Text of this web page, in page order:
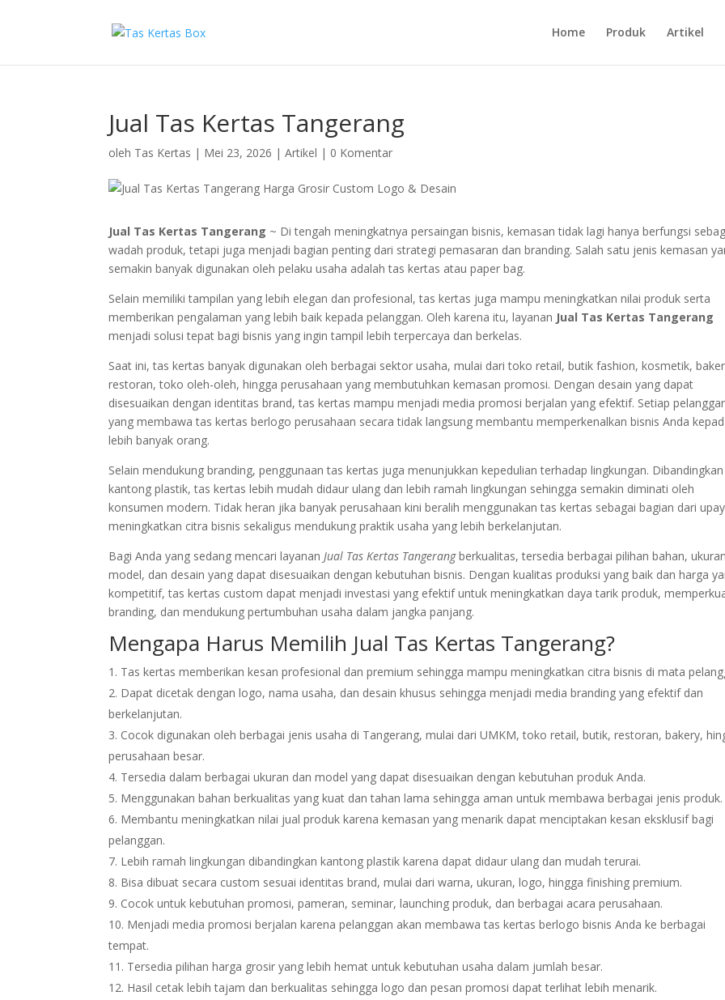
Home Produk Artikel
Jual Tas Kertas Tangerang
oleh Tas Kertas | Mei 23, 2026 |Artikel | 0 Komentar
Jual Tas Kertas Tangerang ~ Di tengah meningkatnya persaingan bisnis, kemasan tidak lagi hanya berfungsi
wadah produk, tetapi juga menjadi bagian penting dari strategi pemasaran dan branding. Salah satu jenis kemasan
semakin banyak digunakan oleh pelaku usaha adalah tas kertas atau paper bag.
Selain memiliki tampilan yang lebih elegan dan profesional, tas kertas juga mampu meningkatkan nilai produk serta
memberikan pengalaman yang lebih baik kepada pelanggan. Oleh karena itu, layanan Jual Tas Kertas Tangerang
menjadi solusi tepat bagi bisnis yang ingin tampil lebih terpercaya dan berkelas.
Saat ini, tas kertas banyak digunakan oleh berbagai sektor usaha, mulai dari toko retail, butik fashion, kosmetik,
restoran, toko oleh-oleh, hingga perusahaan yang membutuhkan kemasan promosi. Dengan desain yang dapat
disesuaikan dengan identitas brand, tas kertas mampu menjadi media promosi berjalan yang efektif. Setiap
yang membawa tas kertas berlogo perusahaan secara tidak langsung membantu memperkenalkan bisnis Anda
lebih banyak orang.
Selain mendukung branding, penggunaan tas kertas juga menunjukkan kepedulian terhadap lingkungan. Dibandingkan
kantong plastik, tas kertas lebih mudah didaur ulang dan lebih ramah lingkungan sehingga semakin diminati oleh
konsumen modern. Tidak heran jika banyak perusahaan kini beralih menggunakan tas kertas sebagai bagian dari
meningkatkan citra bisnis sekaligus mendukung praktik usaha yang lebih berkelanjutan.
Bagi Anda yang sedang mencari layananJual Tas Kertas Tangerangberkualitas, tersedia berbagai pilihan bahan,
model, dan desain yang dapat disesuaikan dengan kebutuhan bisnis. Dengan kualitas produksi yang baik dan harga
kompetitif, tas kertas custom dapat menjadi investasi yang efektif untuk meningkatkan daya tarik produk,
branding, dan mendukung pertumbuhan usaha dalam jangka panjang.
Mengapa Harus Memilih Jual Tas Kertas Tangerang?
Tas kertas memberikan kesan profesional dan premium sehingga mampu meningkatkan citra bisnis di mata
Dapat dicetak dengan logo, nama usaha, dan desain khusus sehingga menjadi media branding yang efektif dan
berkelanjutan.
Cocok digunakan oleh berbagai jenis usaha di Tangerang, mulai dari UMKM, toko retail, butik, restoran, bakery,
perusahaan besar.
Tersedia dalam berbagai ukuran dan model yang dapat disesuaikan dengan kebutuhan produk Anda.
Menggunakan bahan berkualitas yang kuat dan tahan lama sehingga aman untuk membawa berbagai jenis produk.
Membantu meningkatkan nilai jual produk karena kemasan yang menarik dapat menciptakan kesan eksklusif bagi
pelanggan.
Lebih ramah lingkungan dibandingkan kantong plastik karena dapat didaur ulang dan mudah terurai.
Bisa dibuat secara custom sesuai identitas brand, mulai dari warna, ukuran, logo, hingga finishing premium.
Cocok untuk kebutuhan promosi, pameran, seminar, launching produk, dan berbagai acara perusahaan.
Menjadi media promosi berjalan karena pelanggan akan membawa tas kertas berlogo bisnis Anda ke berbagai
tempat.
Tersedia pilihan harga grosir yang lebih hemat untuk kebutuhan usaha dalam jumlah besar.
Hasil cetak lebih tajam dan berkualitas sehingga logo dan pesan promosi dapat terlihat lebih menarik.